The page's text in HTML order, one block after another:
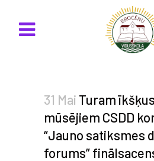
31 Mai Turam
mūsējiem CSDD
“Jauno satiksmes
forums”